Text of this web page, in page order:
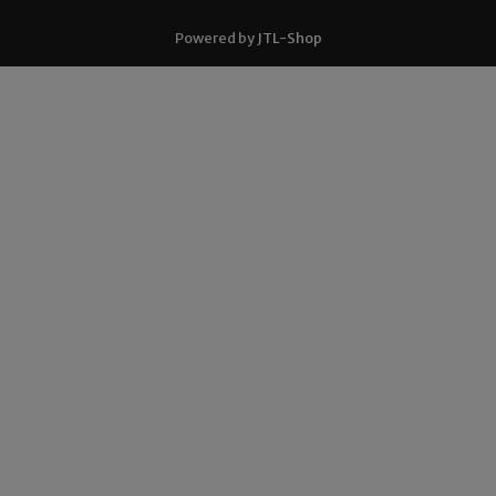
Powered by JTL-Shop